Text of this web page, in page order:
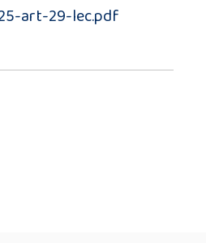
art-29-lec.pdf